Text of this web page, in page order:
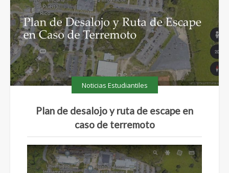
Noticias Estudiantiles
Plan de desalojo y ruta de escape en
caso de terremoto